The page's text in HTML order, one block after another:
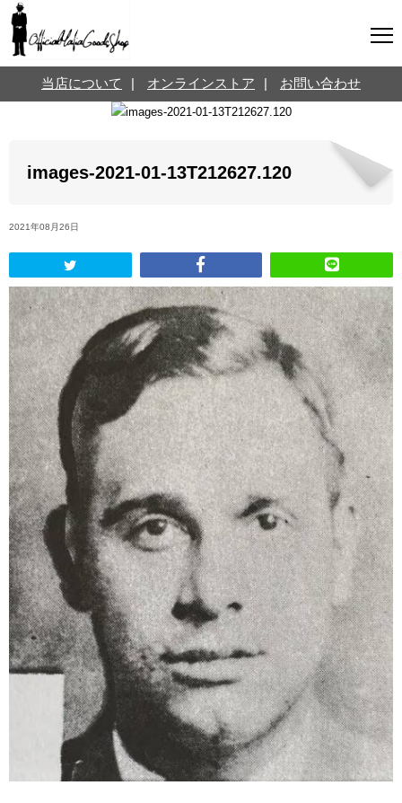
三分で学ぶマフィア暗黒史 名言・悩み相談
映画・ドラマ紹介 映画雑学
時事ニュース 書籍紹介
ABOUT US
当店の紹介
オンラインストア
お問い合わせ
当店について オンラインストア お問い合わせ
images-2021-01-13T212627.120
2021年08月26日
オンラインストア
お問い合わせ